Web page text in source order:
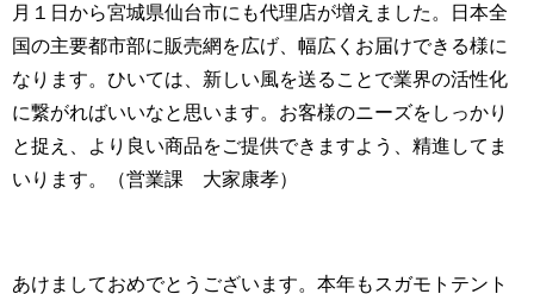
月１日から宮城県仙台市にも代理店が増えました。日本全
国の主要都市部に販売網を広げ、幅広くお届けできる様に
なります。ひいては、新しい風を送ることで業界の活性化
に繋がればいいなと思います。お客様のニーズをしっかり
と捉え、より良い商品をご提供できますよう、精進してま
いります。（営業課 大家康孝）
あけましておめでとうございます。本年もスガモトテント